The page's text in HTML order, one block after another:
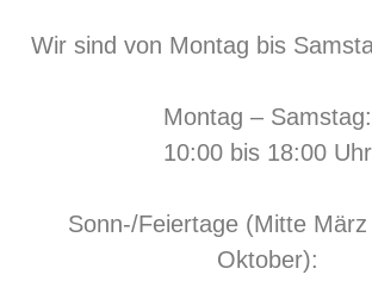
Wir sind von Montag bis
Montag – Samstag:
10:00 bis 18:00 Uhr
Sonn-/Feiertage (Mitte
Oktober):